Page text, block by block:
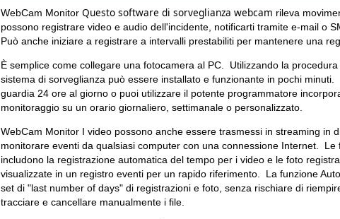
WebCam Monitor Questo software di sorveglianza webcam rileva
possono registrare video e audio dell'incidente, notificarti tramite e-mail o
Può anche iniziare a registrare a intervalli prestabiliti per mantenere una
È semplice come collegare una fotocamera al PC. Utilizzando la
sistema di sorveglianza può essere installato e funzionante in pochi
guardia 24 ore al giorno o puoi utilizzare il potente programmatore
monitoraggio su un orario giornaliero, settimanale o personalizzato.
WebCam Monitor I video possono anche essere trasmessi in streaming in
monitorare eventi da qualsiasi computer con una connessione Internet.
includono la registrazione automatica del tempo per i video e le foto
visualizzate in un registro eventi per un rapido riferimento. La funzione
set di "last number of days" di registrazioni e foto, senza rischiare di
tracciare e cancellare manualmente i file.